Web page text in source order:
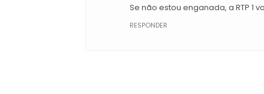
Se não estou enganada, a RTP 1
RESPONDER